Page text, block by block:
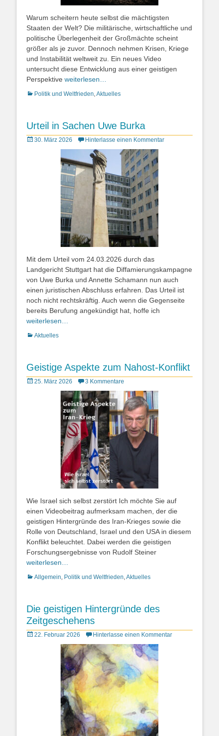
Warum scheitern heute selbst die mächtigsten
Staaten der Welt? Die militärische, wirtschaftliche und
politische Überlegenheit der Großmächte scheint
größer als je zuvor. Dennoch nehmen Krisen, Kriege
und Instabilität weltweit zu. Ein neues Video
untersucht diese Entwicklung aus einer geistigen
Perspektive weiterlesen…
Kategorien
Politik und Weltfrieden,Aktuelles
Urteil in Sachen Uwe Burka
Posted30. März 2026 Hinterlasse einen Kommentar
Mit dem Urteil vom 24.03.2026 durch das
Landgericht Stuttgart hat die Diffamierungskampagne
von Uwe Burka und Annette Schamann nun auch
einen juristischen Abschluss erfahren. Das Urteil ist
noch nicht rechtskräftig. Auch wenn die Gegenseite
bereits Berufung angekündigt hat, hoffe ich
weiterlesen…
Kategorien
Aktuelles
Geistige Aspekte zum Nahost-Konflikt
Posted25. März 2026 3 Kommentare
Wie Israel sich selbst zerstört Ich möchte Sie auf
einen Videobeitrag aufmerksam machen, der die
geistigen Hintergründe des Iran-Krieges sowie die
Rolle von Deutschland, Israel und den USA in diesem
Konflikt beleuchtet. Dabei werden die geistigen
Forschungsergebnisse von Rudolf Steiner
weiterlesen…
Kategorien
Allgemein, Politik und Weltfrieden,Aktuelles
Die geistigen Hintergründe des
Zeitgeschehens
Posted22. Februar 2026 Hinterlasse einen Kommentar